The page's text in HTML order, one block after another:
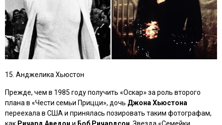
15. Анджелика Хьюстон
Прежде, чем в 1985 году получить «Оскар» за роль второго
плана в «Чести семьи Прицци», дочь Джона Хьюстона
переехала в США и принялась позировать таким фотографам,